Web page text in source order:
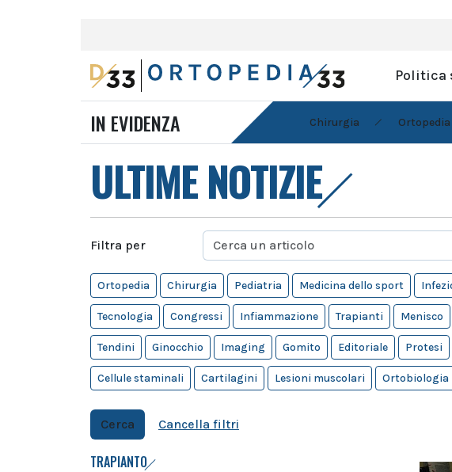
Politica
IN EVIDENZA Chirurgia Ortopedia
ULTIME NOTIZIE
Filtra per
Ortopedia Chirurgia Pediatria Medicina dello sport
Tecnologia Congressi Infiammazione Trapianti Menisco
Tendini Ginocchio Imaging Gomito Editoriale Protesi
Cellule staminali Cartilagini Lesioni muscolari Ortobiologia
Cerca Cancella filtri
TRAPIANTO